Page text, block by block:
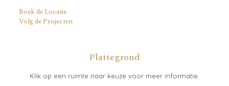
Boek de Locatie
Volg de Projecten
Plattegrond
Klik op een ruimte naar keuze voor meer informatie.